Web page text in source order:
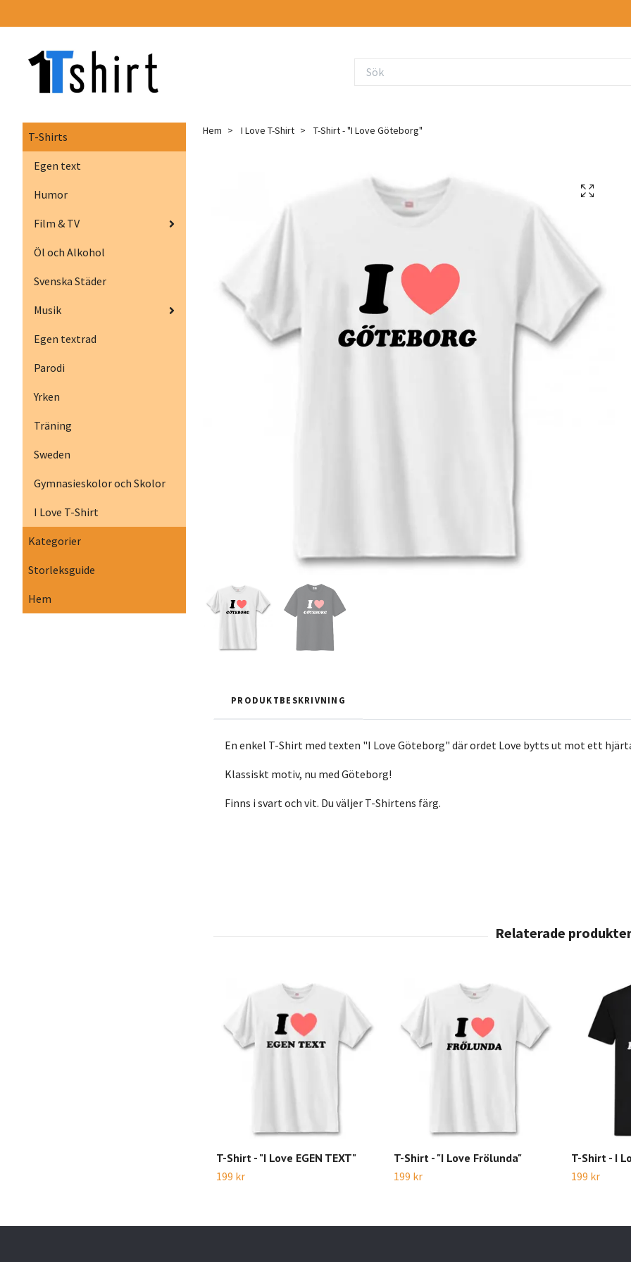
T-Shirts
Egen text
Humor
Film & TV
Öl och Alkohol
Svenska Städer
Musik
Egen textrad
Parodi
Yrken
Träning
Sweden
Gymnasieskolor och Skolor
I Love T-Shirt
Kategorier
Storleksguide
Hem
Hem I Love T-Shirt T-Shirt - "I Love Göteborg"
PRODUKTBESKRIVNING
En enkel T-Shirt med texten "I Love Göteborg" där ordet Love bytts ut mot ett
Klassiskt motiv, nu med Göteborg!
Finns i svart och vit. Du väljer T-Shirtens färg.
T-Shirt - "I Love EGEN TEXT"
199 kr
T-Shirt - "I Love Frölunda"
199 kr
T-Shirt - I
199 kr